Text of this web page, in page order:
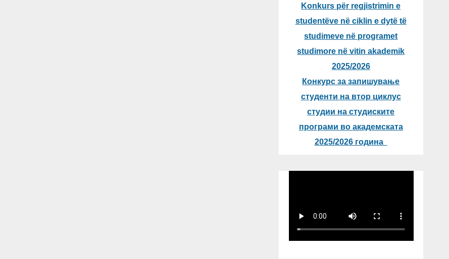
Konkurs për regjistrimin e
studentëve në ciklin e dytë të
studimeve në programet
studimore në vitin akademik
2025/2026
Конкурс за запишување
студенти на втор циклус
студии на студиските
програми во академската
2025/2026 година